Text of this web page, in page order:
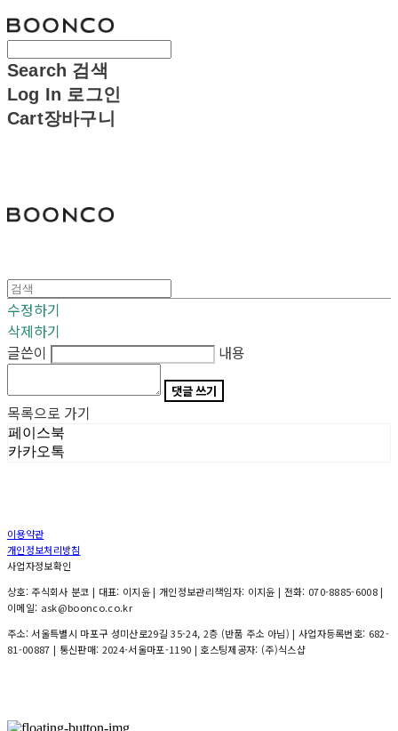
Search 검색
Log In 로그인
Cart장바구니
수정하기
삭제하기
글쓴이
내용
댓글 쓰기
목록으로 가기
페이스북
카카오톡
이용약관
개인정보처리방침
사업자정보확인
상호: 주식회사 분코 | 대표: 이지윤 | 개인정보관리책임자: 이지윤 | 전화: 070-8885-6008 |
이메일: ask@boonco.co.kr
주소: 서울특별시 마포구 성미산로29길 35-24, 2층 (반품 주소 아님) | 사업자등록번호: 682-
81-00887 | 통신판매: 2024-서울마포-1190 | 호스팅제공자: (주)식스샵